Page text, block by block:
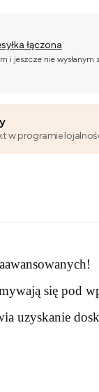
łączona
i jeszcze nie wysłanym
w programie
się pod
uzyskanie